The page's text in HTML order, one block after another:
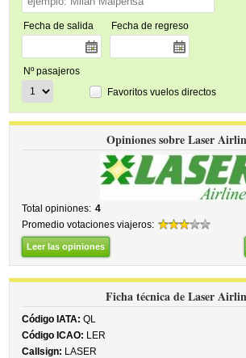
Fecha de salida Fecha de regreso
Nº pasajeros
Favoritos vuelos directos
Opiniones sobre Laser
Total opiniones: 4
Promedio votaciones viajeros:
Leer las opiniones
Ficha técnica de Laser
Código IATA: QL
Código ICAO: LER
Callsign: LASER